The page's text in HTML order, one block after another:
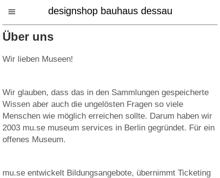
designshop bauhaus dessau
Über uns
Wir lieben Museen!
Wir glauben, dass das in den Sammlungen gespeicherte
Wissen aber auch die ungelösten Fragen so viele
Menschen wie möglich erreichen sollte. Darum haben wir
2003 mu.se museum services in Berlin gegründet. Für ein
offenes Museum.
mu.se entwickelt Bildungsangebote, übernimmt Ticketing